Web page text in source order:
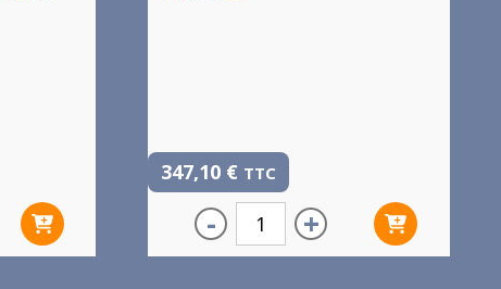
347,10 € TTC
- +